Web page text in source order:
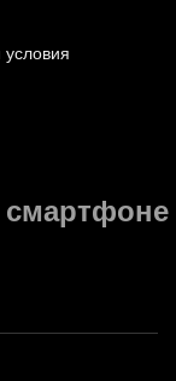
смартфоне